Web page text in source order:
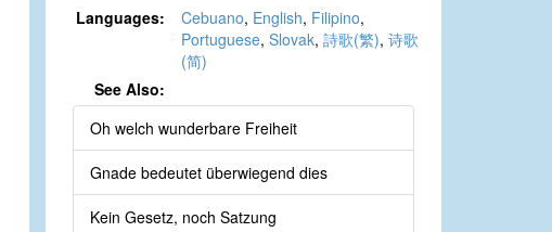
Languages: Cebuano, English, Filipino,
Portuguese, Slovak, 詩歌(繁), 诗歌
(简)
See Also:
Oh welch wunderbare Freiheit
Gnade bedeutet überwiegend dies
Kein Gesetz, noch Satzung